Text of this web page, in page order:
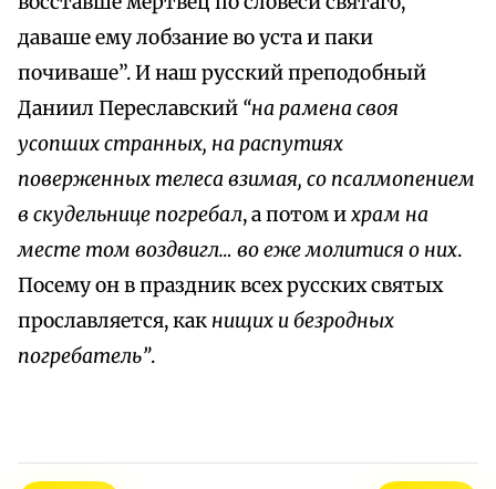
даваше ему лобзание во уста и паки
почиваше”. И наш русский преподобный
Даниил Переславский “на рамена своя
усопших странных, на распутиях
поверженных телеса взимая, со псалмопением
в скудельнице погребал, а потом ихрам на
месте том воздвигл… во еже молитися о них.
Посему он в праздник всех русских святых
прославляется, как нищих и безродных
погребатель”.